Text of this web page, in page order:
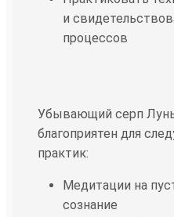
и
процессов
Убывающий серп
благоприятен для
практик:
Медитации на
сознание